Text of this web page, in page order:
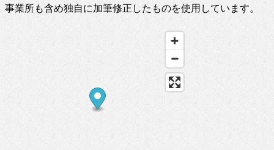
事業所も含め独自に加筆修正したものを使用しています。